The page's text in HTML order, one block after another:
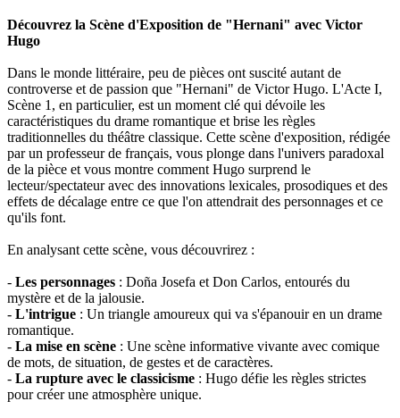
Découvrez la Scène d'Exposition de "Hernani" avec Victor
Hugo
Dans le monde littéraire, peu de pièces ont suscité autant de
controverse et de passion que "Hernani" de Victor Hugo. L'Acte I,
Scène 1, en particulier, est un moment clé qui dévoile les
caractéristiques du drame romantique et brise les règles
traditionnelles du théâtre classique. Cette scène d'exposition, rédigée
par un professeur de français, vous plonge dans l'univers paradoxal
de la pièce et vous montre comment Hugo surprend le
lecteur/spectateur avec des innovations lexicales, prosodiques et des
effets de décalage entre ce que l'on attendrait des personnages et ce
qu'ils font.
En analysant cette scène, vous découvrirez :
- Les personnages : Doña Josefa et Don Carlos, entourés du
mystère et de la jalousie.
- L'intrigue : Un triangle amoureux qui va s'épanouir en un drame
romantique.
- La mise en scène : Une scène informative vivante avec comique
de mots, de situation, de gestes et de caractères.
- La rupture avec le classicisme : Hugo défie les règles strictes
pour créer une atmosphère unique.